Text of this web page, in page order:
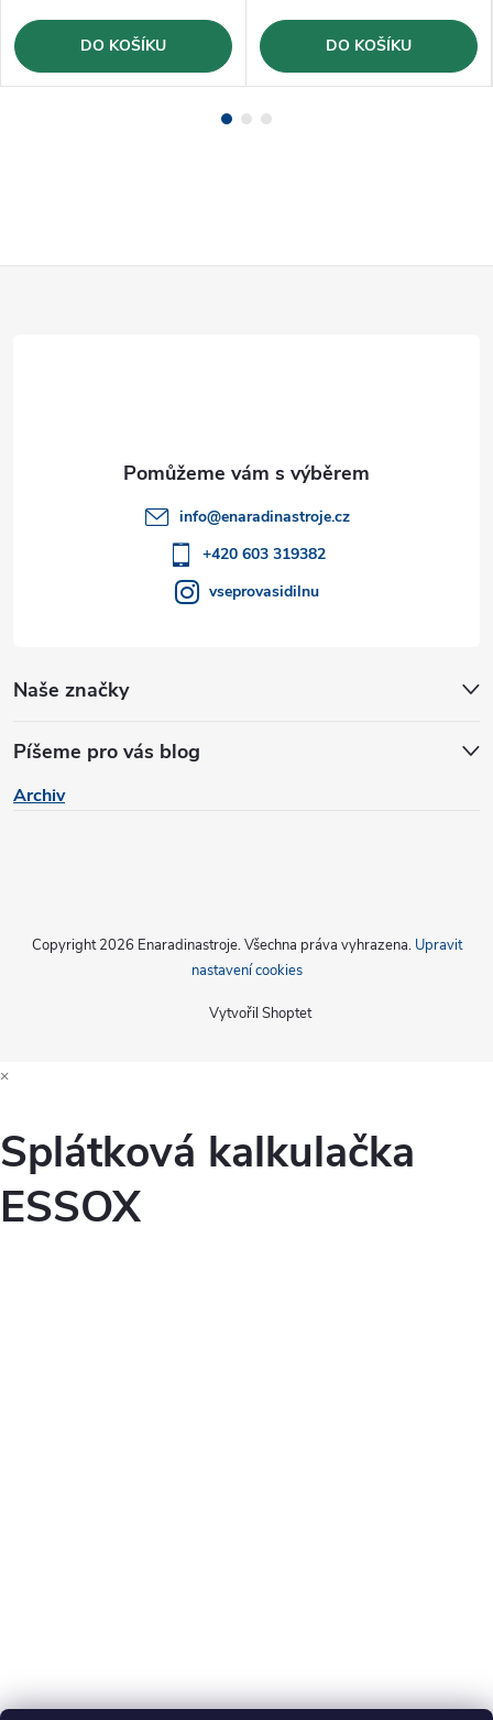
DO KOŠÍKU DO KOŠÍKU
Naše značky
Píšeme pro vás blog
Archiv
info@enaradinastroje.cz
+420 603 319382
vseprovasidilnu
Vytvořil Shoptet
Copyright 2026 Enaradinastroje. Všechna práva vyhrazena. Upravit
nastavení cookies
×
Splátková kalkulačka
ESSOX